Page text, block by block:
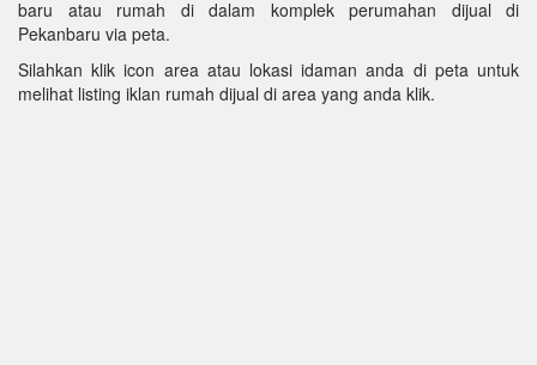
baru atau rumah di dalam komplek perumahan dijual di
Pekanbaru via peta.
Silahkan klik icon area atau lokasi idaman anda di peta untuk
melihat listing iklan rumah dijual di area yang anda klik.